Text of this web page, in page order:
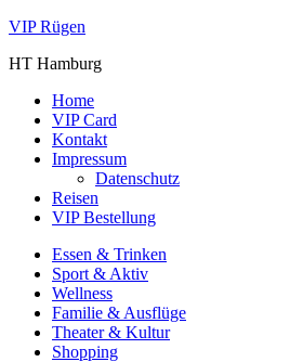
VIP Rügen
HT Hamburg
Home
VIP Card
Kontakt
Impressum
Datenschutz
Reisen
VIP Bestellung
Essen & Trinken
Sport & Aktiv
Wellness
Familie & Ausflüge
Theater & Kultur
Shopping